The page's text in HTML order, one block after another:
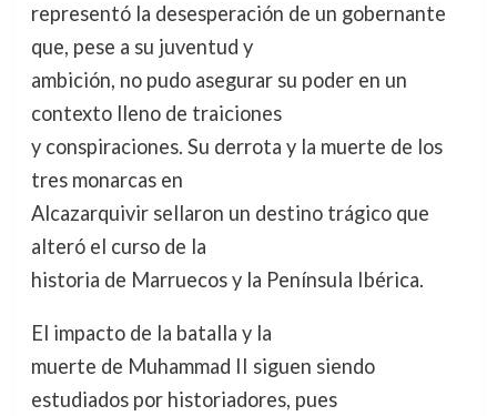
representó la desesperación de un gobernante
que, pese a su juventud y
ambición, no pudo asegurar su poder en un
contexto lleno de traiciones
y conspiraciones. Su derrota y la muerte de los
tres monarcas en
Alcazarquivir sellaron un destino trágico que
alteró el curso de la
historia de Marruecos y la Península Ibérica.
El impacto de la batalla y la
muerte de Muhammad II siguen siendo
estudiados por historiadores, pues